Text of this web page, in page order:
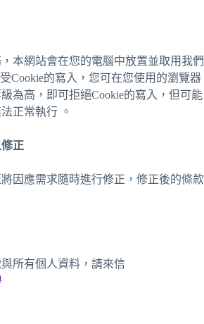
本網站會在您的電腦中放置並取用我們
Cookie的寫入，您可在您使用的瀏覽器
為高，即可拒絕Cookie的寫入，但可能
正常執行 。
正
因應需求隨時進行修正，修正後的條款
所有個人資料，請來信